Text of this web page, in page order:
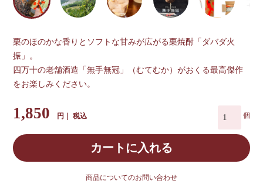
栗のほのかな香りとソフトな甘みが広がる栗焼酎「ダバダ火
振」。
四万十の老舗酒造「無手無冠」（むてむか）がおくる最高傑作
をお楽しみください。
1,850 税込
カートに入れる
商品についてのお問い合わせ